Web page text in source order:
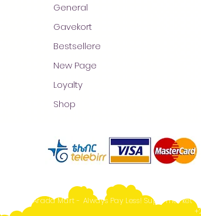
General
Gavekort
Bestsellere
New Page
Loyalty
Shop
Arada Mart - Always Pay Less! Supermarket